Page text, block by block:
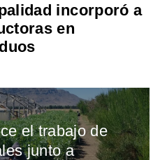
incorporó a
en
el trabajo de
junto a